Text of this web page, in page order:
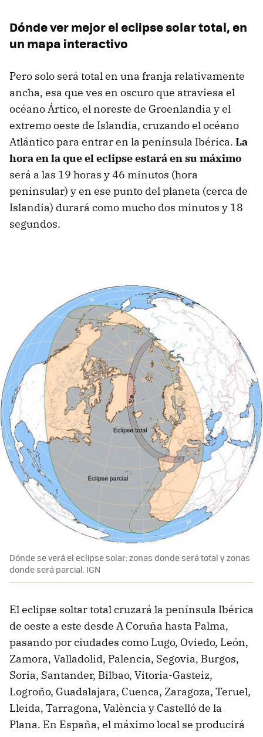
Dónde ver mejor el eclipse solar total, en
un mapa interactivo
Pero solo será total en una franja relativamente
ancha, esa que ves en oscuro que atraviesa el
océano Ártico, el noreste de Groenlandia y el
extremo oeste de Islandia, cruzando el océano
Atlántico para entrar en la península Ibérica. La
hora en la que el eclipse estará en su máximo
será a las 19 horas y 46 minutos (hora
peninsular) y en ese punto del planeta (cerca de
Islandia) durará como mucho dos minutos y 18
segundos.
Dónde se verá el eclipse solar: zonas donde será total y zonas
donde será parcial. IGN
El eclipse soltar total cruzará la península Ibérica
de oeste a este desde A Coruña hasta Palma,
pasando por ciudades como Lugo, Oviedo, León,
Zamora, Valladolid, Palencia, Segovia, Burgos,
Soria, Santander, Bilbao, Vitoria-Gasteiz,
Logroño, Guadalajara, Cuenca, Zaragoza, Teruel,
Lleida, Tarragona, València y Castelló de la
Plana. En España, el máximo local se producirá